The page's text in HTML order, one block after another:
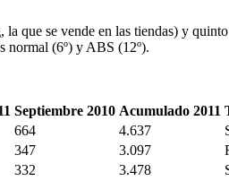
que se vende en las tiendas) y
normal (6º) y ABS (12º).
Septiembre 2010 Acumulado 2011
664 4.637
347 3.097
332 3.478